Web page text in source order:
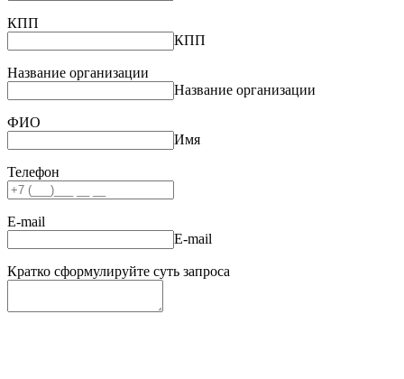
КПП
КПП
Название организации
Название организации
ФИО
Имя
Телефон
E-mail
E-mail
Кратко сформулируйте суть запроса